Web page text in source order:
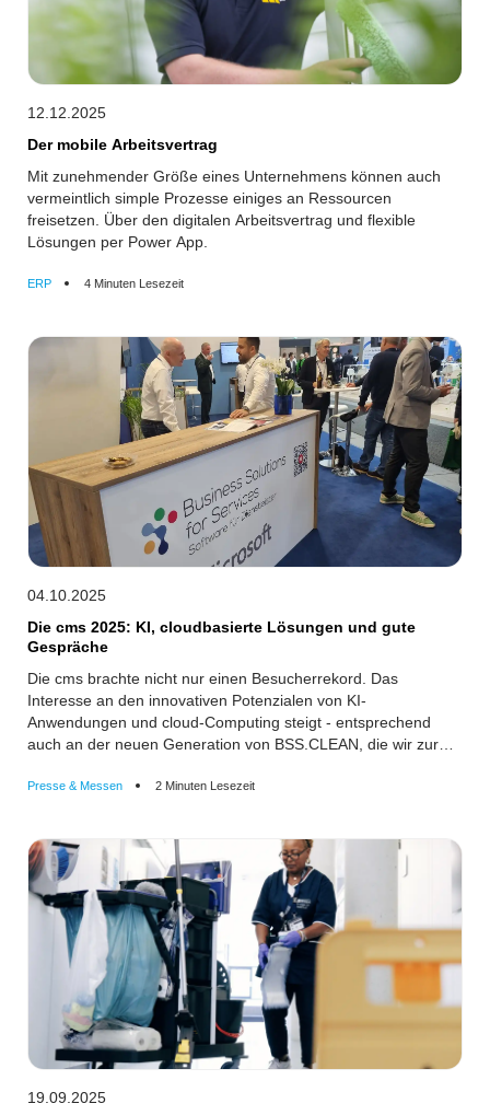
12.12.2025
Der mobile Arbeitsvertrag
Mit zunehmender Größe eines Unternehmens können auch
vermeintlich simple Prozesse einiges an Ressourcen
freisetzen. Über den digitalen Arbeitsvertrag und flexible
Lösungen per Power App.
ERP 4 Minuten Lesezeit
04.10.2025
Die cms 2025: KI, cloudbasierte Lösungen und gute
Gespräche
Die cms brachte nicht nur einen Besucherrekord. Das
Interesse an den innovativen Potenzialen von KI-
Anwendungen und cloud-Computing steigt - entsprechend
auch an der neuen Generation von BSS.CLEAN, die wir zur
Presse & Messen 2 Minuten Lesezeit
19.09.2025